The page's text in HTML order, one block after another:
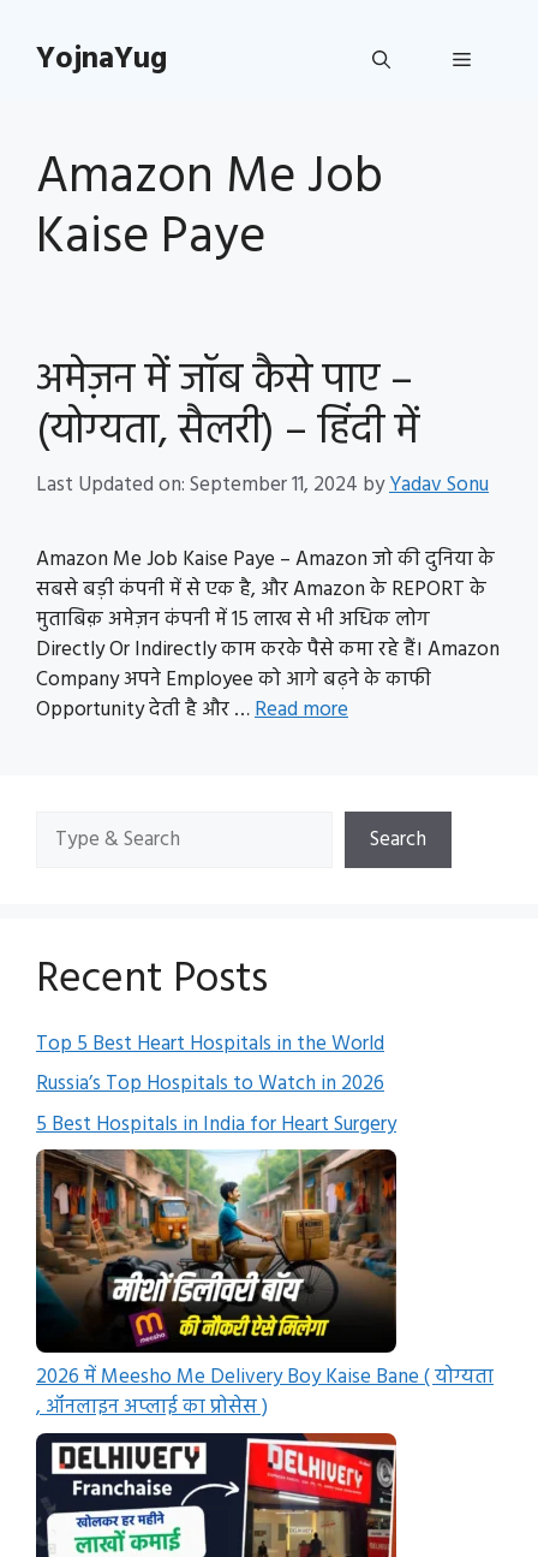
contentYojnaYug Menu
Amazon Me Job
Kaise Paye
अमेज़न में जॉब कैसे पाए –
(योग्यता, सैलरी) – हिंदी में
Last Updated on: September 11, 2024 byYadav Sonu
Amazon Me Job Kaise Paye – Amazon जो की दुनिया के
सबसे बड़ी कंपनी में से एक है, और Amazon के REPORT के
मुताबिक़ अमेज़न कंपनी में 15 लाख से भी अधिक लोग
Directly Or Indirectly काम करके पैसे कमा रहे हैं। Amazon
Company अपने Employee को आगे बढ़ने के काफी
Opportunity देती है और …Read more
Search Search
Recent Posts
Top 5 Best Heart Hospitals in the World
Russia’s Top Hospitals to Watch in 2026
5 Best Hospitals in India for Heart Surgery
2026 में Meesho Me Delivery Boy Kaise Bane ( योग्यता
, ऑनलाइन अप्लाई का प्रोसेस )